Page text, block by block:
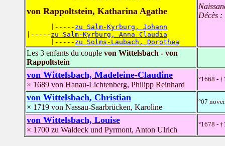
von Rappoltstein, Katharina Agathe
      |-----
zu Salm-Kyrburg, Johann
|----- zu Salm-Kyrburg, Anna Claudia
      |-----
zu Solms-Laubach, Dorothea
Décès :
Les 3 enfants du couple von Wittelsbach - von
Rappoltstein
von Wittelsbach, Madeleine-Claudine
× 1689 von Hanau-Lichtenberg, Philipp Reinhard
°1668 -
von Wittelsbach, Christian
× 1719 von Nassau-Saarbrücken, Karoline
°07
von Wittelsbach, Louise
× 1700 zu Waldeck und Pyrmont, Anton Ulrich
°1678 -